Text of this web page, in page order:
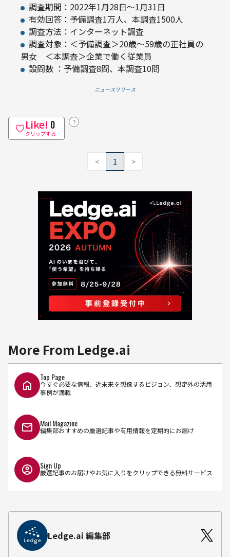
調査期間：2022年1月28日～1月31日
有効回答：予備調査1万人、本調査1500人
調査方法：インターネット調査
調査対象：＜予備調査＞20歳～59歳の正社員の
男女 ＜本調査＞企業で働く従業員
設問数 ：予備調査8問、本調査10問
ニュースリリース
Like! 0
クリップする
？
< 1 >
More From Ledge.ai
Top Page
今すぐ必要な情報、近未来を想像するビジョン、想定外の活用
事例が満載
Mail Magazine
編集部おすすめの厳選記事や有用情報を定期的にお届け
Sign Up
厳選記事のお届けやお気に入りをクリップできる無料サービス
Ledge.ai 編集部